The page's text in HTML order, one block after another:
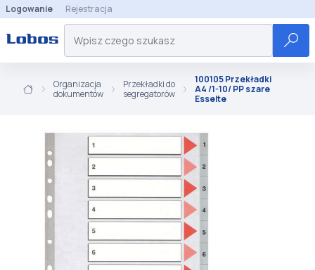
Logowanie Rejestracja
Organizacja
dokumentów
Przekładki do
segregatorów
100105 Przekładki
A4 /1-10/ PP szare
Esselte